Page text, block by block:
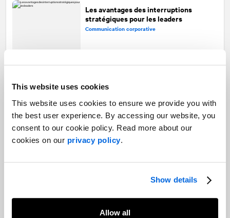
This website uses cookies
This website uses cookies to ensure we provide you with
the best user experience. By accessing our website, you
consent to our cookie policy. Read more about our
cookies on our privacy policy.
Show details
Allow all
Les avantages des interruptions
stratégiques pour les leaders
Communication corporative
Comment préparer les nouveaux
talents pour une réussite à long terme?
Communication corporative